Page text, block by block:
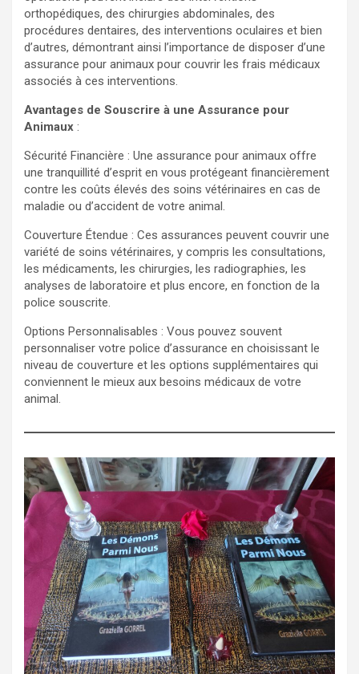
orthopédiques, des chirurgies abdominales, des
procédures dentaires, des interventions oculaires et bien
d’autres, démontrant ainsi l’importance de disposer d’une
assurance pour animaux pour couvrir les frais médicaux
associés à ces interventions.
Avantages de Souscrire à une Assurance pour
Animaux :
Sécurité Financière : Une assurance pour animaux offre
une tranquillité d’esprit en vous protégeant financièrement
contre les coûts élevés des soins vétérinaires en cas de
maladie ou d’accident de votre animal.
Couverture Étendue : Ces assurances peuvent couvrir une
variété de soins vétérinaires, y compris les consultations,
les médicaments, les chirurgies, les radiographies, les
analyses de laboratoire et plus encore, en fonction de la
police souscrite.
Options Personnalisables : Vous pouvez souvent
personnaliser votre police d’assurance en choisissant le
niveau de couverture et les options supplémentaires qui
conviennent le mieux aux besoins médicaux de votre
animal.